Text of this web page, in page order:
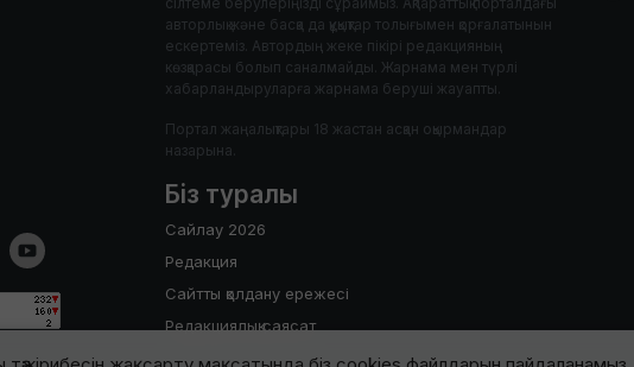
авторлық және басқа да құқықтар толығымен қорғалатынын
ескертеміз. Автордың жеке пікірі редакцияның
көзқарасы болып саналмайды. Жарнама мен түрлі
хабарландыруларға жарнама беруші жауапты.
Портал жаңалықтары 18 жастан асқан оқырмандар
назарына.
Біз туралы
Сайлау 2026
Редакция
Сайтты қолдану ережесі
Редакциялық саясат